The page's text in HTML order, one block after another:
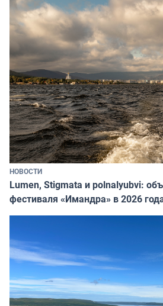
НОВОСТИ
Lumen, Stigmata и polnalyubvi:
фестиваля «Имандра» в 2026